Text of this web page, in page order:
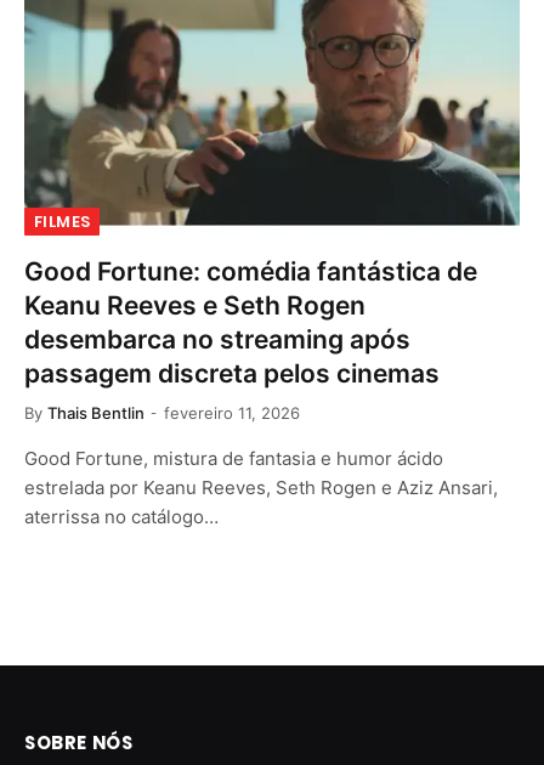
FILMES
Good Fortune: comédia fantástica de
Keanu Reeves e Seth Rogen
desembarca no streaming após
passagem discreta pelos cinemas
By Thais Bentlin fevereiro 11, 2026
Good Fortune, mistura de fantasia e humor ácido
estrelada por Keanu Reeves, Seth Rogen e Aziz Ansari,
aterrissa no catálogo…
SOBRE NÓS